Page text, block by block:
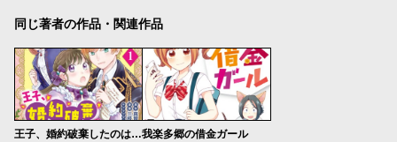
同じ著者の作品・関連作品
王子、婚約破棄したのはそちらなので、恐い顔でこっちにらまないでください我楽多郷の借金ガール